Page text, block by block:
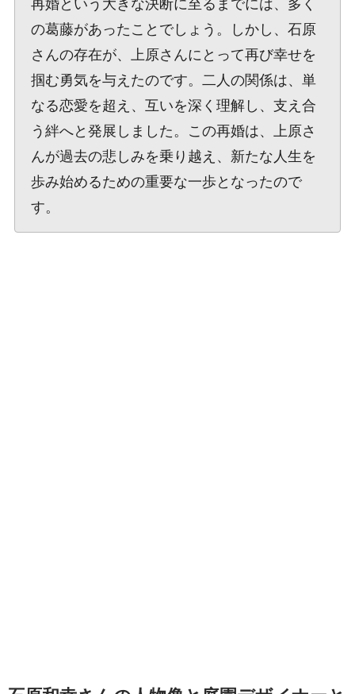
再婚という大きな決断に至るまでには、多く
の葛藤があったことでしょう。しかし、石原
さんの存在が、上原さんにとって再び幸せを
掴む勇気を与えたのです。二人の関係は、単
なる恋愛を超え、互いを深く理解し、支え合
う絆へと発展しました。この再婚は、上原さ
んが過去の悲しみを乗り越え、新たな人生を
歩み始めるための重要な一歩となったので
す。